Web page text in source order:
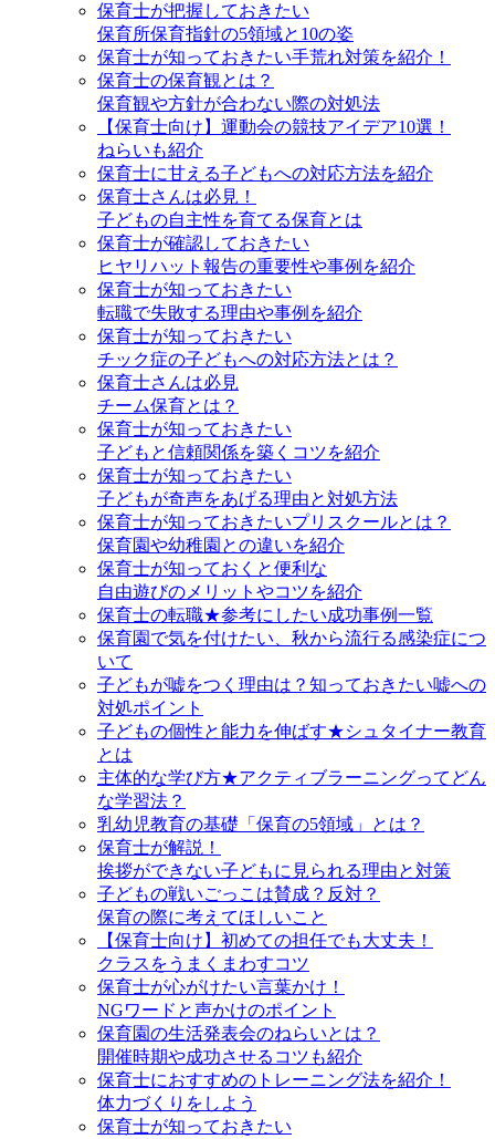
保育士が把握しておきたい
保育所保育指針の5領域と10の姿
保育士が知っておきたい手荒れ対策を紹介！
保育士の保育観とは？
保育観や方針が合わない際の対処法
【保育士向け】運動会の競技アイデア10選！
ねらいも紹介
保育士に甘える子どもへの対応方法を紹介
保育士さんは必見！
子どもの自主性を育てる保育とは
保育士が確認しておきたい
ヒヤリハット報告の重要性や事例を紹介
保育士が知っておきたい
転職で失敗する理由や事例を紹介
保育士が知っておきたい
チック症の子どもへの対応方法とは？
保育士さんは必見
チーム保育とは？
保育士が知っておきたい
子どもと信頼関係を築くコツを紹介
保育士が知っておきたい
子どもが奇声をあげる理由と対処方法
保育士が知っておきたいプリスクールとは？
保育園や幼稚園との違いを紹介
保育士が知っておくと便利な
自由遊びのメリットやコツを紹介
保育士の転職★参考にしたい成功事例一覧
保育園で気を付けたい、秋から流行る感染症につ
いて
子どもが嘘をつく理由は？知っておきたい嘘への
対処ポイント
子どもの個性と能力を伸ばす★シュタイナー教育
とは
主体的な学び方★アクティブラーニングってどん
な学習法？
乳幼児教育の基礎「保育の5領域」とは？
保育士が解説！
挨拶ができない子どもに見られる理由と対策
子どもの戦いごっこは賛成？反対？
保育の際に考えてほしいこと
【保育士向け】初めての担任でも大丈夫！
クラスをうまくまわすコツ
保育士が心がけたい言葉かけ！
NGワードと声かけのポイント
保育園の生活発表会のねらいとは？
開催時期や成功させるコツも紹介
保育士におすすめのトレーニング法を紹介！
体力づくりをしよう
保育士が知っておきたい